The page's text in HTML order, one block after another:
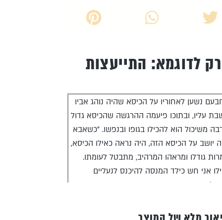
לדוגמא: התייעצות
נשען לאחוריו על הכיסא שהיה נוהג אביו
עליו, ובתוכו פיעמה ההרגשה שהכיסא גדול
משיכול הוא להכילו בגופו ובנפשו. "כשאבא
יושב על הכיסא הזה, היה נראה כאילו הכיסא,
גודלו ומראהו המרהיב, מתבטל לעומתו.
אני חש כילד המנסה להיכנס לנעליים
הרבה יותר ממידתו, ונראה שכך חשים
בחוסר נוחות, מרגיש כאילו מבטי האנשים